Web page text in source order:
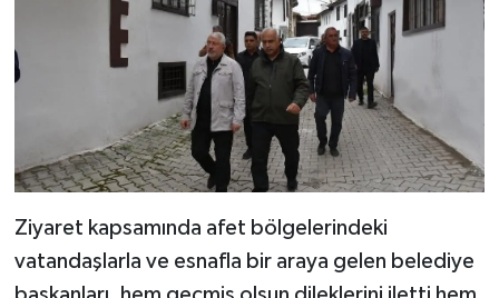
Ziyaret kapsamında afet bölgelerindeki
vatandaşlarla ve esnafla bir araya gelen belediye